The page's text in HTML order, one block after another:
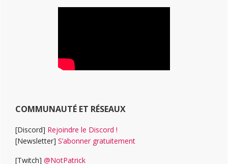
COMMUNAUTÉ ET RÉSEAUX
[Discord] Rejoindre le Discord !
[Newsletter] S’abonner gratuitement
[Twitch] @NotPatrick